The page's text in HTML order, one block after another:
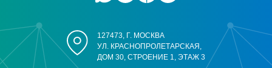
127473, Г. МОСКВА
УЛ. КРАСНОПРОЛЕТАРСКАЯ,
ДОМ 30, СТРОЕНИЕ 1, ЭТАЖ 3